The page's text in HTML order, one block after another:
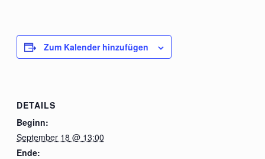
Zum Kalender hinzufügen
DETAILS
Beginn:
September 18 @ 13:00
Ende: